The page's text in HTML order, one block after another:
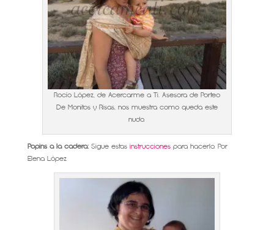
Rocío López, de Acercarme a Ti. Asesora de Porteo
De Monitos y Risas, nos muestra como queda este
nudo.
Popins a la cadera:Sigue estas instruccionespara hacerlo. Por
Elena López